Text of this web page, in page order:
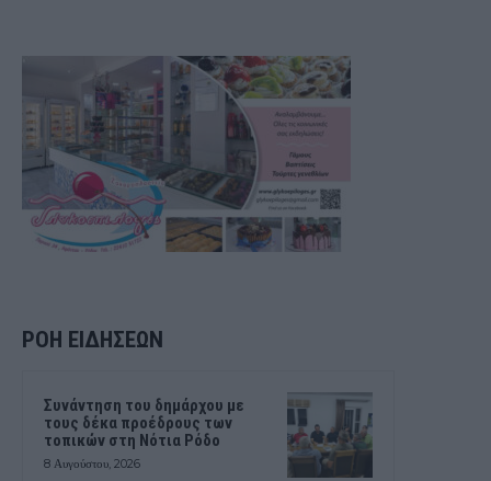
ΡΟΗ ΕΙΔΗΣΕΩΝ
Συνάντηση του δημάρχου με
τους δέκα προέδρους των
τοπικών στη Νότια Ρόδο
8 Αυγούστου, 2026